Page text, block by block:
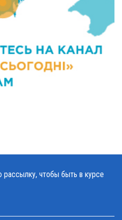
чтобы быть в курсе